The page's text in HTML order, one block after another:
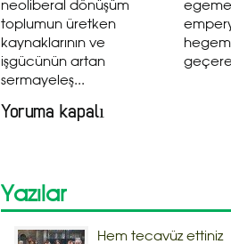
neoliberal dönüşüm
toplumun üretken
kaynaklarının ve
işgücünün artan
sermayeleş...
Yoruma kapalı
Yazılar
Hem tecavüz ettiniz